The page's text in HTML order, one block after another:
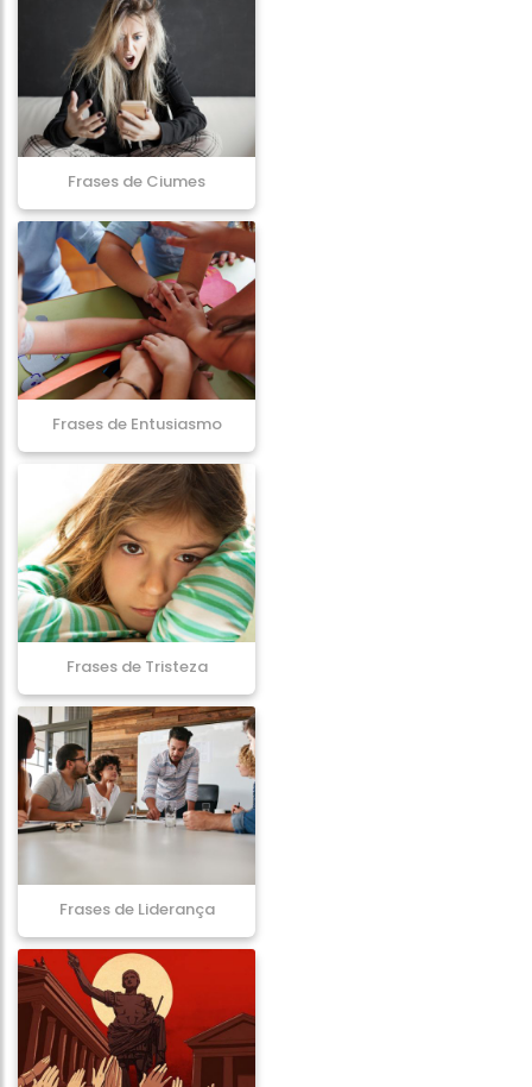
Frases de Ciumes
Frases de Entusiasmo
Frases de Tristeza
Frases de Liderança